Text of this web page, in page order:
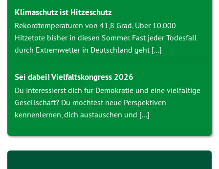
Klimaschutz ist Hitzeschutz
Rekordtemperaturen von 41,8 Grad. Über 10.000
Hitzetote bisher in diesen Sommer. Fast jeder Todesfall
durch Extremwetter in Deutschland geht [...]
Sei dabei! Vielfaltskongress 2026
Du interessierst dich für Demokratie und eine vielfältige
Gesellschaft? Du möchtest neue Perspektiven
kennenlernen, dich austauschen und [...]